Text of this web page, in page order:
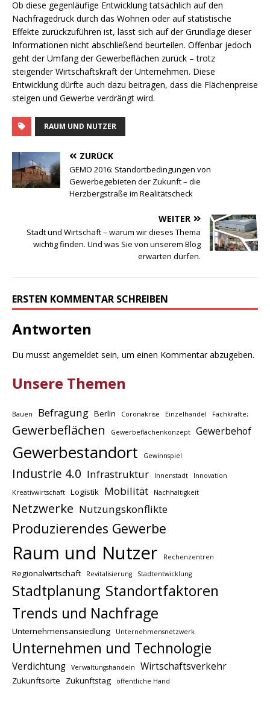
Ob diese gegenläufige Entwicklung tatsächlich auf den
Nachfragedruck durch das Wohnen oder auf statistische
Effekte zurückzuführen ist, lässt sich auf der Grundlage dieser
Informationen nicht abschließend beurteilen. Offenbar jedoch
geht der Umfang der Gewerbeflächen zurück – trotz
steigender Wirtschaftskraft der Unternehmen. Diese
Entwicklung dürfte auch dazu beitragen, dass die Flächenpreise
steigen und Gewerbe verdrängt wird.
RAUM UND NUTZER
ZURÜCK
GEMO 2016: Standortbedingungen von
Gewerbegebieten der Zukunft – die
Herzbergstraße im Realitätscheck
WEITER
Stadt und Wirtschaft – warum wir dieses Thema
wichtig finden. Und was Sie von unserem Blog
erwarten dürfen.
ERSTEN KOMMENTAR SCHREIBEN
Antworten
Du musst angemeldet sein, um einen Kommentar abzugeben.
Unsere Themen
Bauen Befragung Berlin Coronakrise Einzelhandel Fachkräfte;
Gewerbeflächen Gewerbeflächenkonzept Gewerbehof
Gewerbestandort Gewinnspiel
Industrie 4.0 Infrastruktur Innenstadt
Innovation
Kreativwirtschaft
Logistik Mobilität Nachhaltigkeit
Netzwerke Nutzungskonflikte
Produzierendes Gewerbe
Raum und Nutzer Rechenzentren
Regionalwirtschaft Revitalisierung Stadtentwicklung
Stadtplanung Standortfaktoren
Trends und Nachfrage
Unternehmensansiedlung Unternehmensnetzwerk
Unternehmen und Technologie
Verdichtung Verwaltungshandeln Wirtschaftsverkehr
Zukunftsorte Zukunftstag öffentliche Hand